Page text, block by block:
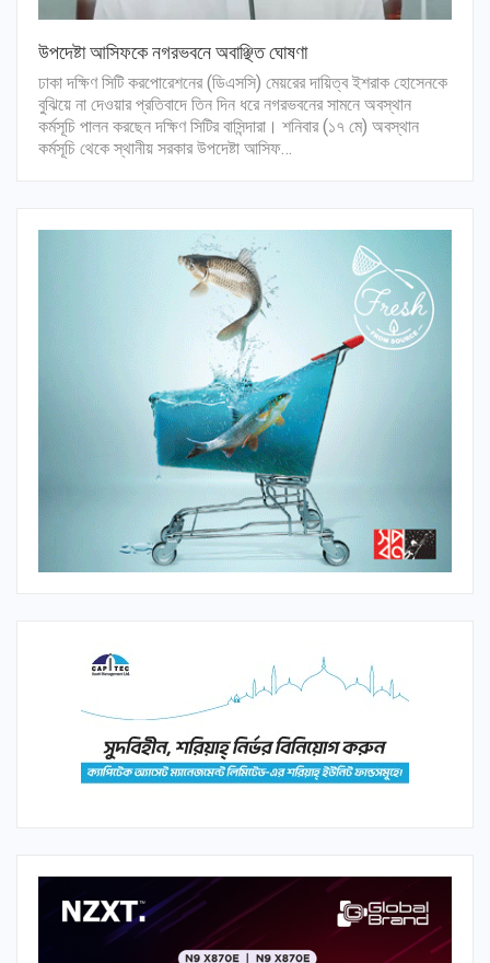
উপদেষ্টা আসিফকে নগরভবনে অবাঞ্ছিত ঘোষণা
ঢাকা দক্ষিণ সিটি করপোরেশনের (ডিএসসি) মেয়রের দায়িত্ব ইশরাক হোসেনকে
বুঝিয়ে না দেওয়ার প্রতিবাদে তিন দিন ধরে নগরভবনের সামনে অবস্থান
কর্মসূচি পালন করছেন দক্ষিণ সিটির বাসিন্দারা। শনিবার (১৭ মে) অবস্থান
কর্মসূচি থেকে স্থানীয় সরকার উপদেষ্টা আসিফ…